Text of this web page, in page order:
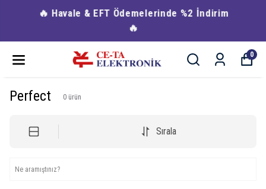
🔥 Havale & EFT Ödemelerinde %2 İndirim
🔥
0
Perfect 0 ürün
Sırala